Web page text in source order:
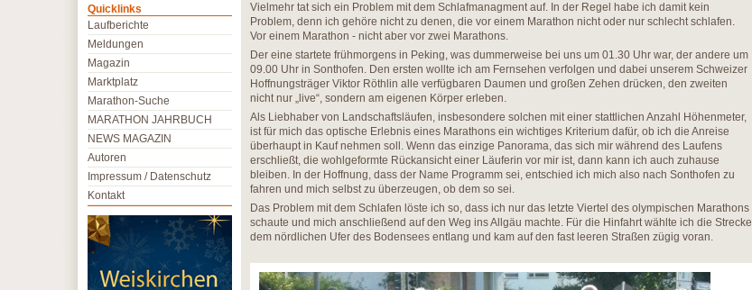
Vielmehr tat sich ein Problem mit dem Schlafmanagment auf. In der Regel habe ich damit kein
Problem, denn ich gehöre nicht zu denen, die vor einem Marathon nicht oder nur schlecht schlafen.
Vor einem Marathon - nicht aber vor zwei Marathons.
Der eine startete frühmorgens in Peking, was dummerweise bei uns um 01.30 Uhr war, der andere um
09.00 Uhr in Sonthofen. Den ersten wollte ich am Fernsehen verfolgen und dabei unserem Schweizer
Hoffnungsträger Viktor Röthlin alle verfügbaren Daumen und großen Zehen drücken, den zweiten
nicht nur „live“, sondern am eigenen Körper erleben.
Als Liebhaber von Landschaftsläufen, insbesondere solchen mit einer stattlichen Anzahl Höhenmeter,
ist für mich das optische Erlebnis eines Marathons ein wichtiges Kriterium dafür, ob ich die Anreise
überhaupt in Kauf nehmen soll. Wenn das einzige Panorama, das sich mir während des Laufens
erschließt, die wohlgeformte Rückansicht einer Läuferin vor mir ist, dann kann ich auch zuhause
bleiben. In der Hoffnung, dass der Name Programm sei, entschied ich mich also nach Sonthofen zu
fahren und mich selbst zu überzeugen, ob dem so sei.
Das Problem mit dem Schlafen löste ich so, dass ich nur das letzte Viertel des olympischen Marathons
schaute und mich anschließend auf den Weg ins Allgäu machte. Für die Hinfahrt wählte ich die Strecke
dem nördlichen Ufer des Bodensees entlang und kam auf den fast leeren Straßen zügig voran.
Quicklinks
Laufberichte
Meldungen
Magazin
Marktplatz
Marathon-Suche
MARATHON JAHRBUCH
NEWS MAGAZIN
Autoren
Impressum / Datenschutz
Kontakt